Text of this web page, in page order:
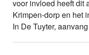
voor invloed heeft dit
Krimpen-dorp en het
In De Tuyter,